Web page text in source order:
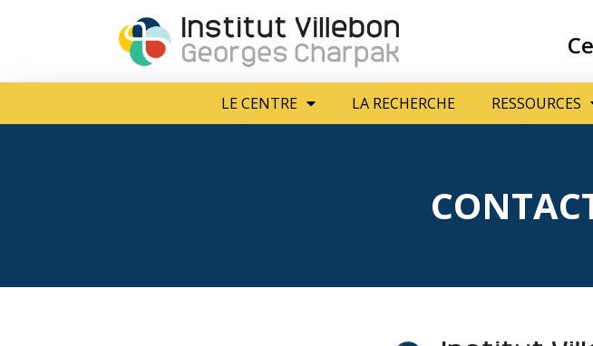
LE CENTRE LA RECHERCHE
LE CENTRE LA RECHERCHE RESSOURCES